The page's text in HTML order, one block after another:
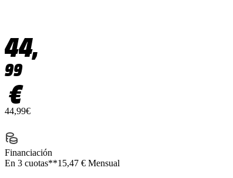
44,
99
€
44,99€
Financiación
En 3 cuotas**15,47 € Mensual